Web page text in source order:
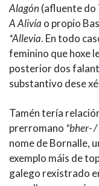
Alagón(afluente do
A Alivía o propio
*Allevia. En todo
feminino que hoxe
posterior dos
substantivo dese
Tamén tería
prerromano *bher-
nome de Bornalle,
exemplo máis de
galego rexistrado